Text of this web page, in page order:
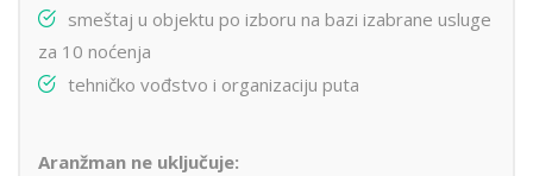
smeštaj u objektu po izboru na bazi izabrane usluge
za 10 noćenja
tehničko vođstvo i organizaciju puta
Aranžman ne uključuje: